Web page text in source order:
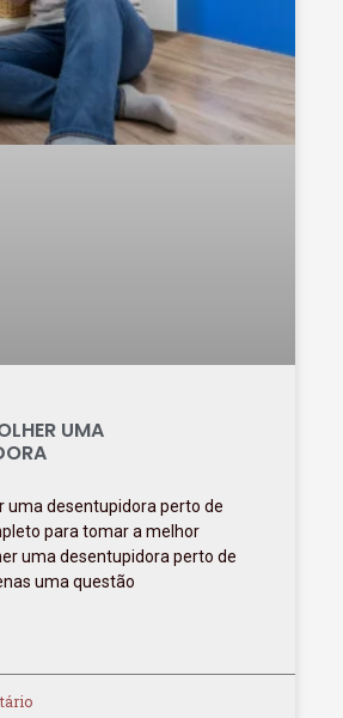
UMA
uma desentupidora perto de
para tomar a melhor
uma desentupidora perto de
uma questão